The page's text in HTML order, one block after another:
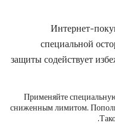
Интернет-
специальной
защиты содействует
Применяйте
сниженным лимитом.